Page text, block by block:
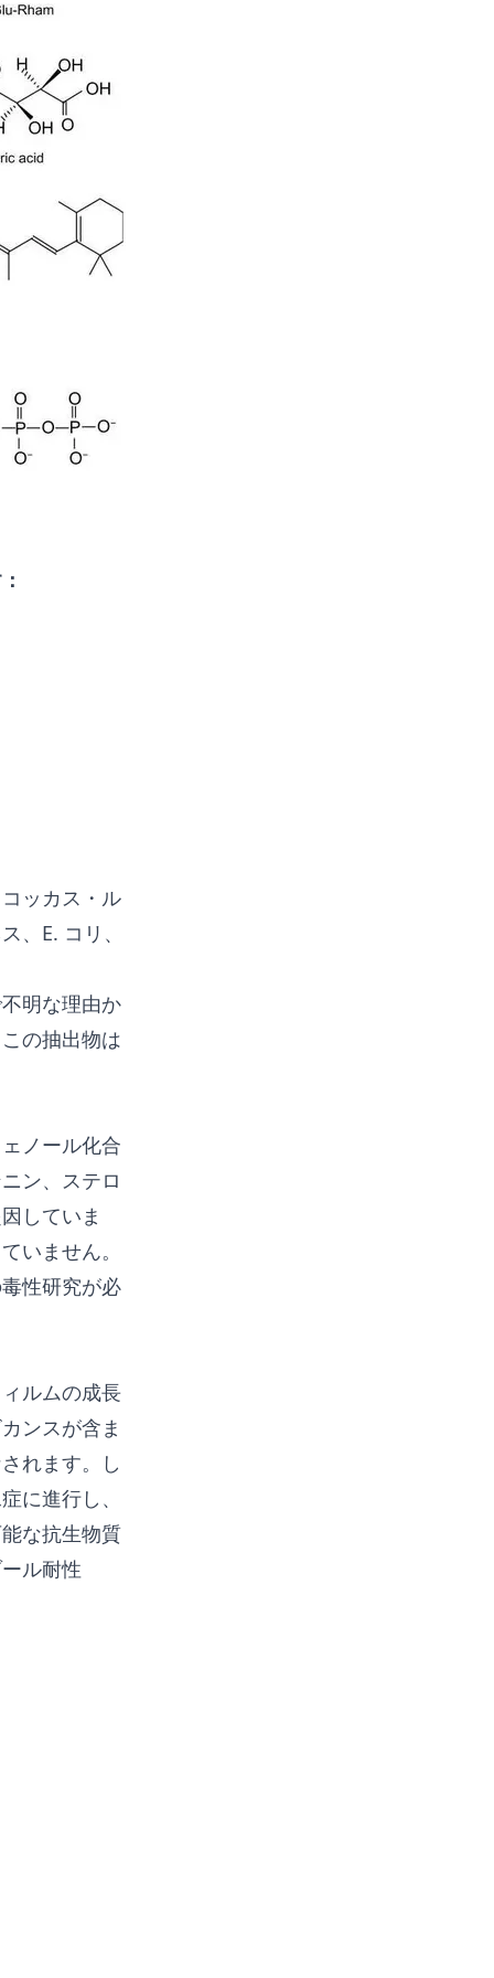
ッカス・ル
、E. コリ、
明な理由か
の抽出物は
ノール化合
ン、ステロ
していま
いません。
性研究が必
ルムの成長
ンスが含ま
れます。し
に進行し、
な抗生物質
ル耐性